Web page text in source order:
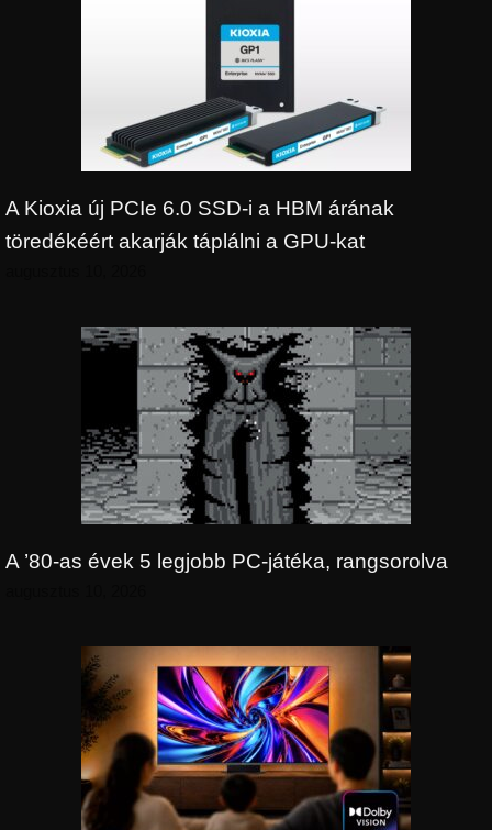
A Kioxia új PCIe 6.0 SSD-i a HBM árának
töredékéért akarják táplálni a GPU-kat
A ’80-as évek 5 legjobb PC-játéka, rangsorolva